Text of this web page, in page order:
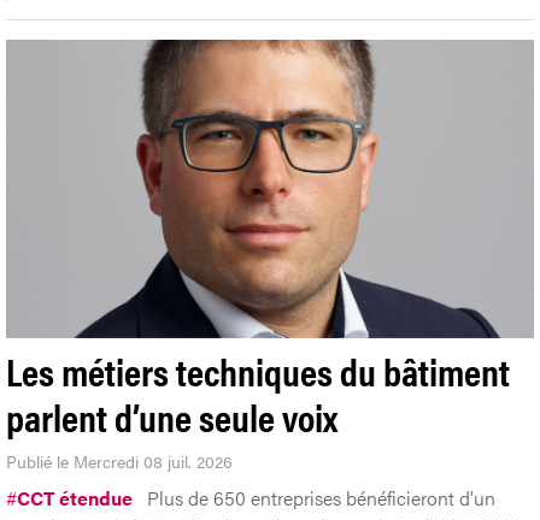
Les métiers techniques du bâtiment
parlent d’une seule voix
Publié le Mercredi 08 juil. 2026
#CCT étendue Plus de 650 entreprises bénéficieront d'un